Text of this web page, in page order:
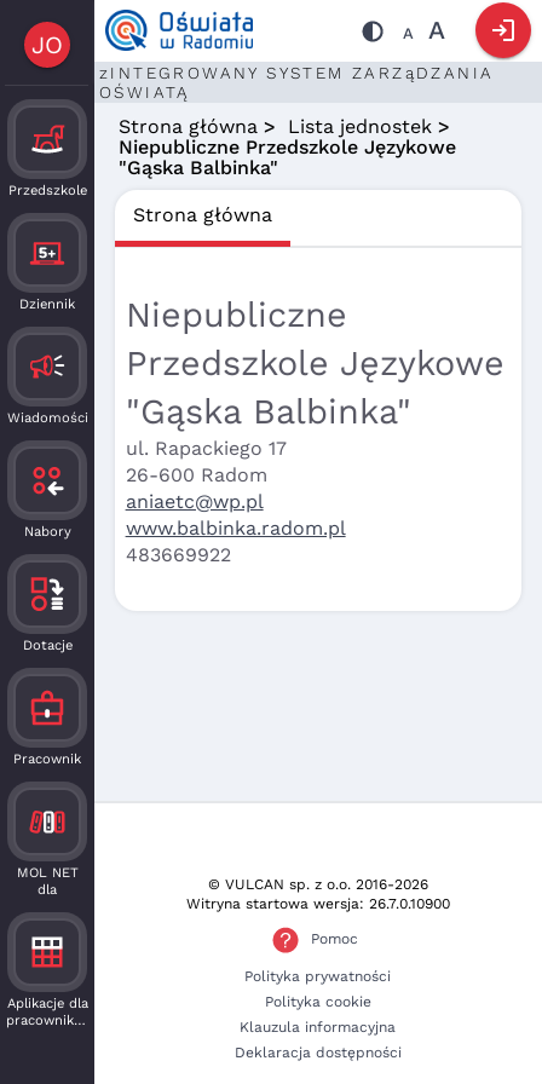
JO
Przedszkole
Dziennik
Wiadomości
Nabory
Dotacje
Pracownik
MOL NET
dla
Aplikacje dla
pracowników
A A login
zINTEGROWANY SYSTEM ZARZąDZANIA
OŚWIATĄ
Strona główna> Lista jednostek>
Niepubliczne Przedszkole Językowe
"Gąska Balbinka"
Strona główna
Niepubliczne
Przedszkole Językowe
"Gąska Balbinka"
ul. Rapackiego 17
26-600 Radom
aniaetc@wp.pl
www.balbinka.radom.pl
483669922
© VULCAN sp. z o.o.2016-2026
Witryna startowa wersja: 26.7.0.10900
Pomoc
Polityka prywatności
Polityka cookie
Klauzula informacyjna
Deklaracja dostępności